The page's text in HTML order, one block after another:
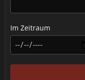
Im Zeitraum